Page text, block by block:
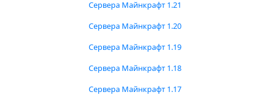
Сервера Майнкрафт 1.21
Сервера Майнкрафт 1.20
Сервера Майнкрафт 1.19
Сервера Майнкрафт 1.18
Сервера Майнкрафт 1.17